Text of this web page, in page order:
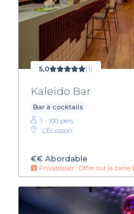
5,0 (1)
Kaleido Bar
Bar à cocktails
1 - 100 pers.
L’Écusson
€€ Abordable
Privateaser : Offre sur la